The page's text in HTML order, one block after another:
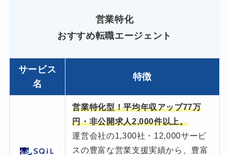
営業特化
おすすめ転職エージェント
サービス
名
特徴
営業特化型！平均年収アップ77万
円・非公開求人2,000件以上。
運営会社の1,300社・12,000サービ
スの豊富な営業支援実績から、豊富